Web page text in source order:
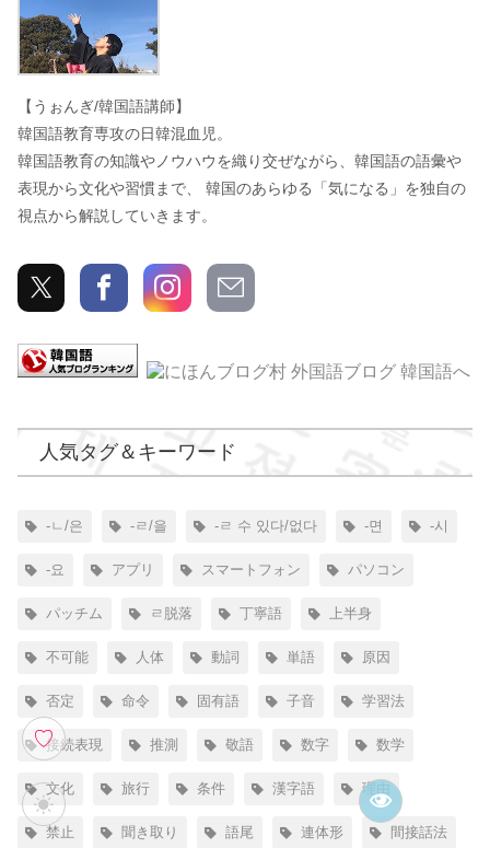
【うぉんぎ/韓国語講師】
韓国語教育専攻の日韓混血児。
韓国語教育の知識やノウハウを織り交ぜながら、韓国語の語彙や
表現から文化や習慣まで、 韓国のあらゆる「気になる」を独自の
視点から解説していきます。
人気タグ＆キーワード
-ㄴ/은 -ㄹ/을 -ㄹ 수 있다/없다 -면 -시
-요 アプリ スマートフォン パソコン
パッチム ㄹ脱落 丁寧語 上半身
不可能 人体 動詞 単語 原因
否定 命令 固有語 子音 学習法
接続表現 推測 敬語 数字 数学
文化 旅行 条件 漢字語 理由
禁止 聞き取り 語尾 連体形 間接話法
♡